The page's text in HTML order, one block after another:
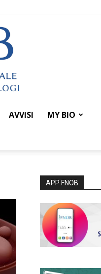
AVVISI MY BIO
APP FNOB